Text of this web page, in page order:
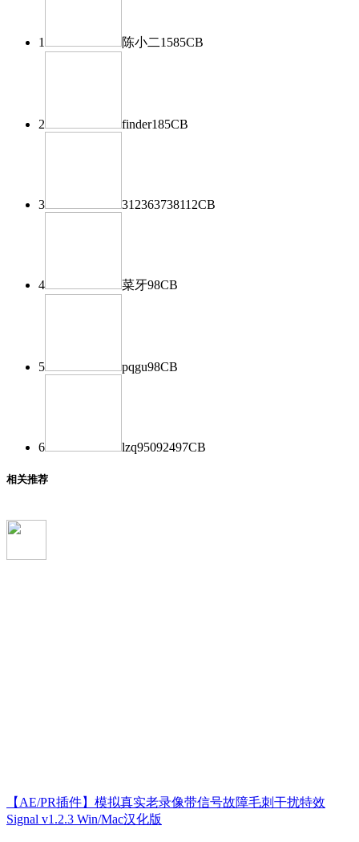
1 陈小二1585CB
2 finder185CB
3 312363738112CB
4 菜牙98CB
5 pqgu98CB
6 lzq95092497CB
相关推荐
【AE/PR插件】模拟真实老录像带信号故障毛刺干扰特效
Signal v1.2.3 Win/Mac汉化版